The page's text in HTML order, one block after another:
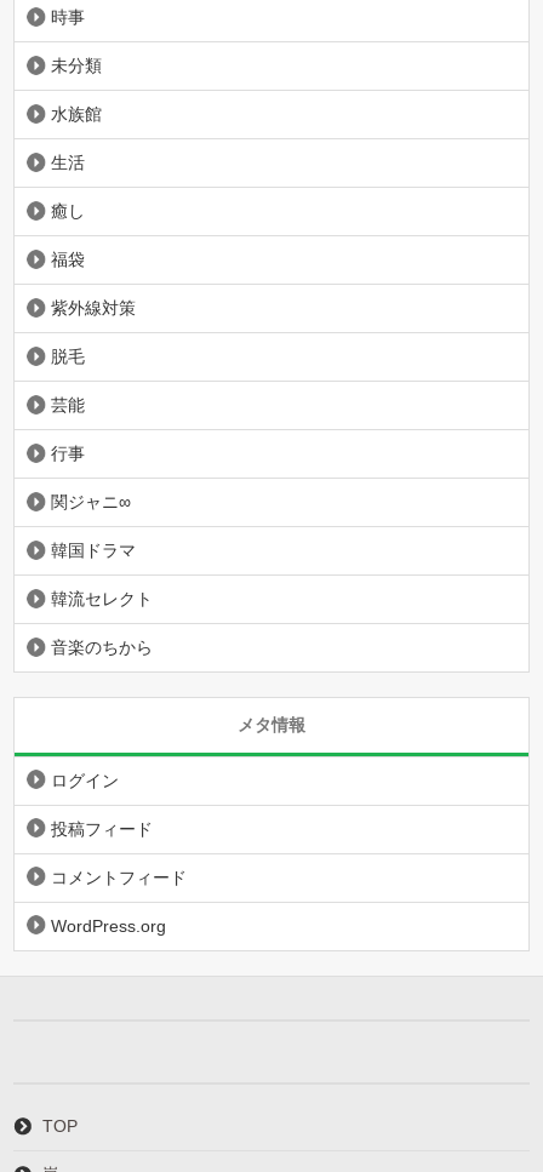
時事
未分類
水族館
生活
癒し
福袋
紫外線対策
脱毛
芸能
行事
関ジャニ∞
韓国ドラマ
韓流セレクト
音楽のちから
メタ情報
ログイン
投稿フィード
コメントフィード
WordPress.org
TOP